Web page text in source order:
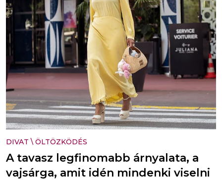
DIVAT \ ÖLTÖZKÖDÉS
A tavasz legfinomabb árnyalata, a
vajsárga, amit idén mindenki viselni